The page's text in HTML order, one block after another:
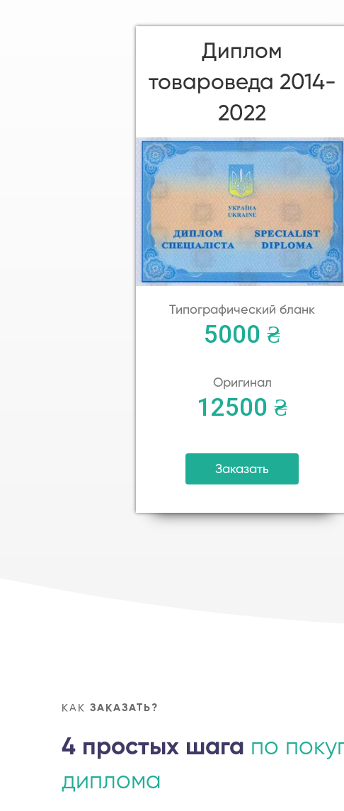
Диплом
товароведа 2014-
2022
Типографический бланк
5000 ₴
Оригинал
12500 ₴
Заказать
КАК ЗАКАЗАТЬ?
4 простых шага по
диплома